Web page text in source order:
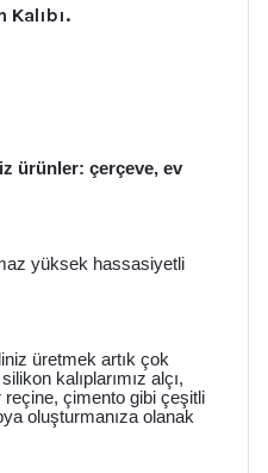
Kalıbı.
ürünler: çerçeve, ev
yüksek hassasiyetli
üretmek artık çok
kalıplarımız alçı,
çimento gibi çeşitli
oluşturmanıza olanak